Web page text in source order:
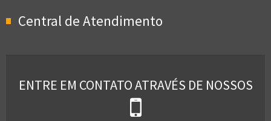
Central de Atendimento
ENTRE EM CONTATO ATRAVÉS DE NOSSOS